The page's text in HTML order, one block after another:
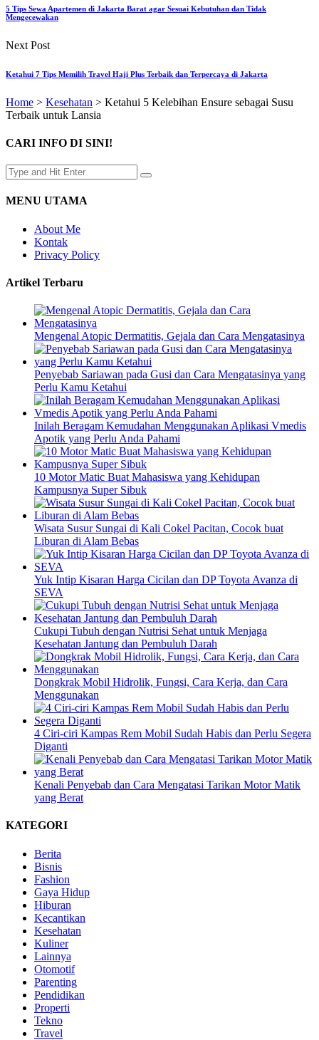
5 Tips Sewa Apartemen di Jakarta Barat agar Sesuai Kebutuhan dan Tidak
Mengecewakan
Next Post
Ketahui 7 Tips Memilih Travel Haji Plus Terbaik dan Terpercaya di Jakarta
Home > Kesehatan > Ketahui 5 Kelebihan Ensure sebagai Susu
Terbaik untuk Lansia
CARI INFO DI SINI!
MENU UTAMA
About Me
Kontak
Privacy Policy
Artikel Terbaru
Mengenal Atopic Dermatitis, Gejala dan Cara Mengatasinya
Penyebab Sariawan pada Gusi dan Cara Mengatasinya yang
Perlu Kamu Ketahui
Inilah Beragam Kemudahan Menggunakan Aplikasi Vmedis
Apotik yang Perlu Anda Pahami
10 Motor Matic Buat Mahasiswa yang Kehidupan
Kampusnya Super Sibuk
Wisata Susur Sungai di Kali Cokel Pacitan, Cocok buat
Liburan di Alam Bebas
Yuk Intip Kisaran Harga Cicilan dan DP Toyota Avanza di
SEVA
Cukupi Tubuh dengan Nutrisi Sehat untuk Menjaga
Kesehatan Jantung dan Pembuluh Darah
Dongkrak Mobil Hidrolik, Fungsi, Cara Kerja, dan Cara
Menggunakan
4 Ciri-ciri Kampas Rem Mobil Sudah Habis dan Perlu Segera
Diganti
Kenali Penyebab dan Cara Mengatasi Tarikan Motor Matik
yang Berat
KATEGORI
Berita
Bisnis
Fashion
Gaya Hidup
Hiburan
Kecantikan
Kesehatan
Kuliner
Lainnya
Otomotif
Parenting
Pendidikan
Properti
Tekno
Travel